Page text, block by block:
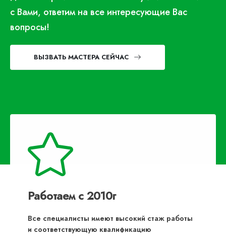
с Вами, ответим на все интересующие Вас
вопросы!
ВЫЗВАТЬ МАСТЕРА СЕЙЧАС
Работаем с 2010г
Все специалисты имеют высокий стаж работы
и соответствующую квалификацию